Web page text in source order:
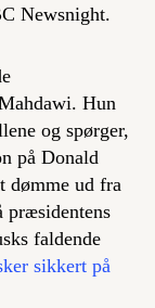
Newsnight.
Hun
og spørger,
på Donald
dømme ud fra
præsidentens
faldende
sikkert på